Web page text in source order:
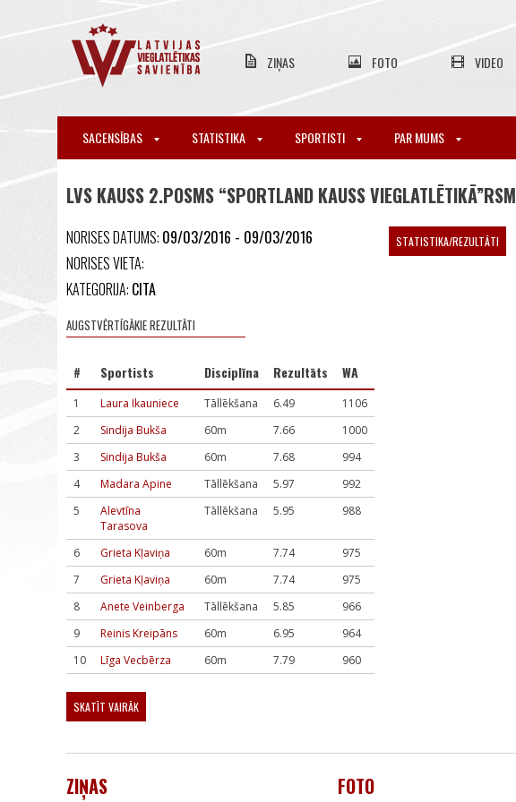
ZIŅAS FOTO VIDEO
SACENSĪBAS STATISTIKA SPORTISTI PAR MUMS
LVS KAUSS 2.POSMS “SPORTLAND KAUSS VIEGLATLĒTIKĀ”RSM
NORISES DATUMS: 09/03/2016 - 09/03/2016
NORISES VIETA:
KATEGORIJA: CITA
AUGSTVĒRTĪGĀKIE REZULTĀTI
# Sportists Disciplīna Rezultāts WA
1 Laura Ikauniece Tāllēkšana 6.49
1106
2
Sindija Bukša 60m 7.66
1000
3
Sindija Bukša 60m 7.68
994
4
Madara Apine Tāllēkšana 5.97
992
5
Alevtīna
Tarasova
Tāllēkšana 5.95 988
6 Grieta Kļaviņa 60m 7.74
975
7
Grieta Kļaviņa 60m 7.74
975
8
Anete Veinberga Tāllēkšana 5.85
966
9
Reinis Kreipāns 60m 6.95
964
10
Līga Vecbērza 60m 7.79 960
SKATĪT VAIRĀK
STATISTIKA/REZULTĀTI
ZIŅAS FOTO